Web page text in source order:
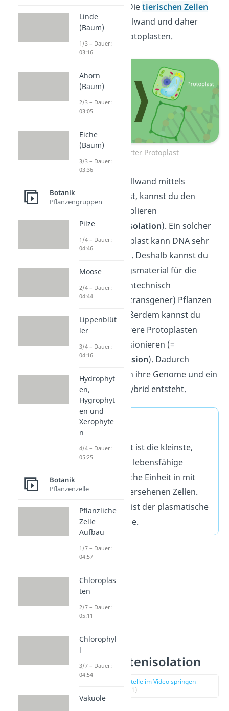
vor. Dietierischen Zellen
haben keine Zellwand und daher
auch keinen Protoplasten.
Isolierter Protoplast
Wenn du die Zellwand mittels
Enzymen auflöst, kannst du den
Protoplasten isolieren
Protoplastenisolation). Ein solcher
isolierter Protoplast kann DNA sehr
gut aufnehmen. Deshalb kannst du
ihn als Ausgangsmaterial für die
Herstellung gentechnisch
veränderter (= transgener) Pflanzen
verwenden. Außerdem kannst du
zwei oder mehrere Protoplasten
miteinander fusionieren (=
Protoplastenfusion). Dadurch
vermischen sich ihre Genome und ein
sogenannter Hybrid entsteht.
Definition
Ein Protoplast ist die kleinste,
selbstständig lebensfähige
morphologische Einheit in mit
Zellwänden versehenen Zellen.
Diese Einheit ist der plasmatische
Inhalt der Zelle.
Protoplastenisolation
zur Stelle im Video springen
(00:51)
Linde
(Baum)
1/3 – Dauer:
03:16
Ahorn
(Baum)
2/3 – Dauer:
03:05
Eiche
(Baum)
3/3 – Dauer:
03:36
Botanik
Pflanzengruppen
Pilze
1/4 – Dauer:
04:46
Moose
2/4 – Dauer:
04:44
Lippenblüt
ler
3/4 – Dauer:
04:16
Hydrophyt
en,
Hygrophyt
en und
Xerophyte
n
4/4 – Dauer:
05:25
Botanik
Pflanzenzelle
Pflanzliche
Zelle
Aufbau
1/7 – Dauer:
04:57
Chloroplas
ten
2/7 – Dauer:
05:11
Chlorophyl
l
3/7 – Dauer:
04:54
Vakuole